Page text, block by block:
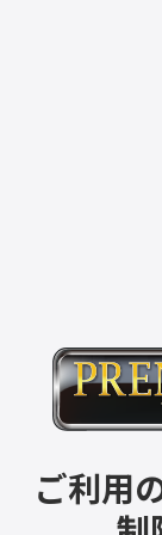
ご利用